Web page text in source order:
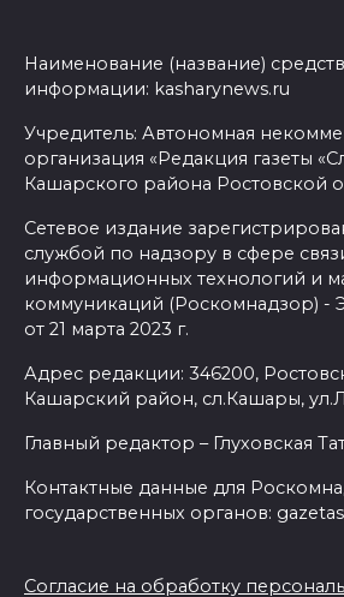
Наименование (название)
информации: kasharynews.ru
Учредитель: Автономная
организация «Редакция газеты
Кашарского района Ростовской
Сетевое издание
службой по надзору в сфере
информационных технологий и
коммуникаций (Роскомнадзор) -
от 21 марта 2023 г.
Адрес редакции: 346200,
Кашарский район, сл.Кашары,
Главный редактор – Глуховская
Контактные данные для
государственных органов:
Согласие на обработку